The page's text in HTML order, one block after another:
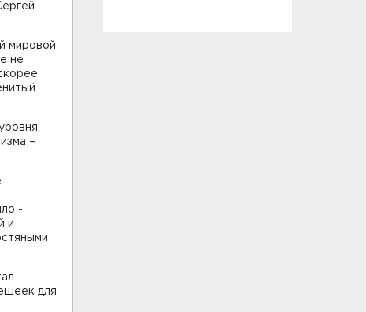
мировой
не
–
-
и
для